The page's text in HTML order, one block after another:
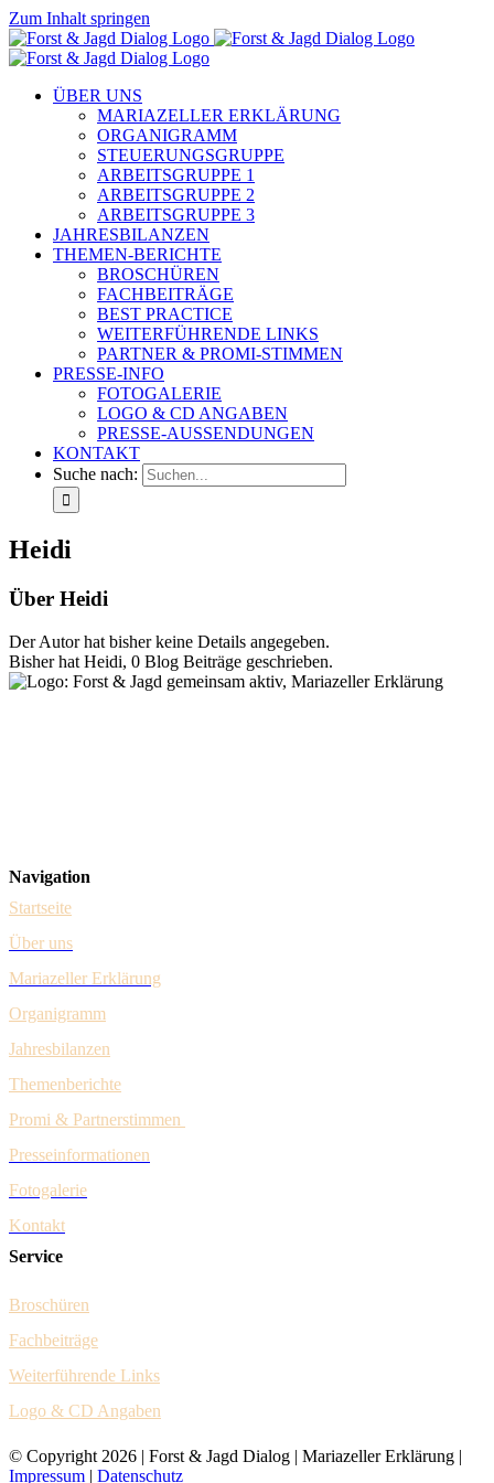
Zum Inhalt springen
ÜBER UNS
MARIAZELLER ERKLÄRUNG
ORGANIGRAMM
STEUERUNGSGRUPPE
ARBEITSGRUPPE 1
ARBEITSGRUPPE 2
ARBEITSGRUPPE 3
JAHRESBILANZEN
THEMEN-BERICHTE
BROSCHÜREN
FACHBEITRÄGE
BEST PRACTICE
WEITERFÜHRENDE LINKS
PARTNER & PROMI-STIMMEN
PRESSE-INFO
FOTOGALERIE
LOGO & CD ANGABEN
PRESSE-AUSSENDUNGEN
KONTAKT
Suche nach:
Heidi
Über Heidi
Der Autor hat bisher keine Details angegeben.
Bisher hat Heidi, 0 Blog Beiträge geschrieben.
Navigation
Startseite
Über uns
Mariazeller Erklärung
Organigramm
Jahresbilanzen
Themenberichte
Promi & Partnerstimmen
Presseinformationen
Fotogalerie
Kontakt
Service
Broschüren
Fachbeiträge
Weiterführende Links
Logo & CD Angaben
© Copyright 2026 | Forst & Jagd Dialog | Mariazeller Erklärung |
Impressum | Datenschutz